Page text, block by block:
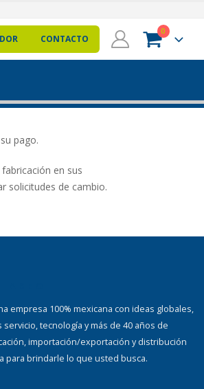
CONTACTO
0
pago.
en sus
solicitudes de cambio.
empresa 100% mexicana con ideas globales,
tecnología y más de 40 años de
importación/exportación y distribución
para brindarle lo que usted busca.